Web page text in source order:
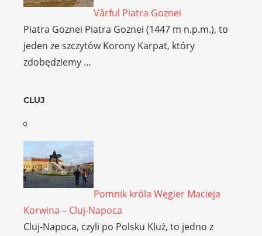
Vârful Piatra Goznei
Piatra Goznei Piatra Goznei (1447 m n.p.m.), to
jeden ze szczytów Korony Karpat, który
zdobędziemy …
CLUJ
Pomnik króla Węgier Macieja
Korwina – Cluj-Napoca
Cluj-Napoca, czyli po Polsku Kluż, to jedno z